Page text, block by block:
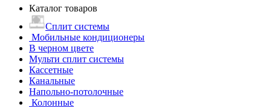
Каталог товаров
Сплит системы
Мобильные кондиционеры
В черном цвете
Мульти сплит системы
Кассетные
Канальные
Напольно-потолочные
Колонные